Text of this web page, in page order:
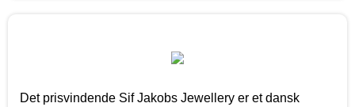
Det prisvindende Sif Jakobs Jewellery er et dansk